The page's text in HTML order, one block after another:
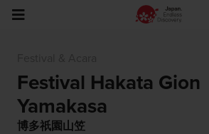
Festival Hakata Gion
Yamakasa
博多祇園山笠